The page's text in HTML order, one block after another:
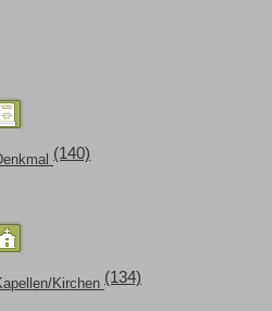
(140)
Kirchen (134)